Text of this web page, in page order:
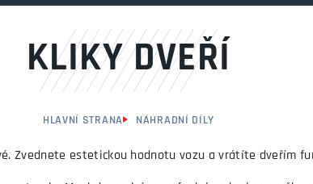
KLIKY DVEŘÍ
HLAVNÍ STRANA NÁHRADNÍ DÍLY
Zvednete estetickou hodnotu vozu a vrátíte dveřím